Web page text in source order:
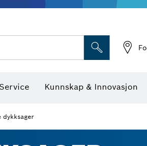
Service Kunnskap & Innovasjon
dykksager